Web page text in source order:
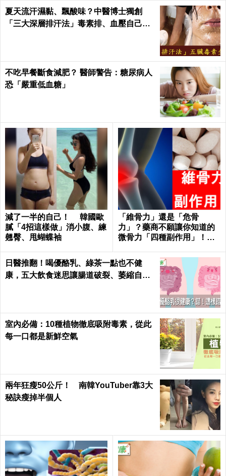
夏天流汗濕黏、飄酸味？中醫博士獨創
「三大深層排汗法」毒素排、血壓自己降
不吃早餐斷食減肥？ 醫師警告：糖尿病人
恐「嚴重低血糖」
減了一半的自己！ 韓國歐
膩「4招這樣做」消小腹、練
翹臀、甩蝴蝶袖
「維骨力」還是「危骨
力」？藥商不願讓你知道的
微骨力「四種副作用」！｜
日醫推翻！喝優酪乳、綠茶一點也不健
康，五大飲食迷思讓腸道破裂、萎縮自盡
室內必備：10種植物徹底吸附毒素，從此
每一口都是新鮮空氣
兩年狂瘦50公斤！ 南韓YouTuber靠3大
秘訣瘦掉半個人